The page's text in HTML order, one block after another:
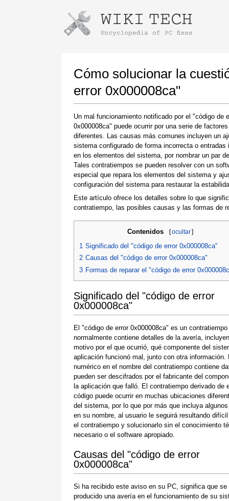
Cómo solucionar la
error 0x000008ca"
Un mal funcionamiento notificado por el "código de
0x000008ca" puede ocurrir por una serie de factores
diferentes. Las causas más comunes incluyen un
sistema configurado de forma incorrecta o entradas
en los elementos del sistema, por nombrar un par
Tales contratiempos se pueden resolver con un
especial que repara los elementos del sistema y
configuración del sistema para restaurar la
Este artículo ofrece los detalles sobre lo que
contratiempo, las posibles causas y las formas de
Contenidos [ocultar]
1 Significado del "código de error 0x000008ca"
2 Causas del "código de error 0x000008ca"
3 Formas de reparar el "código de error
Significado del "código de error
0x000008ca"
El "código de error 0x000008ca" es un contratiempo
normalmente contiene detalles de la avería,
motivo por el que ocurrió, qué componente del
aplicación funcionó mal, junto con otra información.
numérico en el nombre del contratiempo contiene
pueden ser descifrados por el fabricante del
la aplicación que falló. El contratiempo derivado de
código puede ocurrir en muchas ubicaciones
del sistema, por lo que por más que incluya
en su nombre, al usuario le seguirá resultando
el contratiempo y solucionarlo sin el conocimiento
necesario o el software apropiado.
Causas del "código de error
0x000008ca"
Si ha recibido este aviso en su PC, significa que se
producido una avería en el funcionamiento de su
Instrucciones para descargar con
Una vez que se complete la descarga, haga
clic en el enlace del archivo descargado